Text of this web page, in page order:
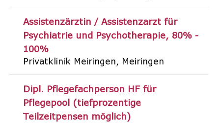
Assistenzärztin / Assistenzarzt für
Psychiatrie und Psychotherapie
80% -
100%
Privatklinik Meiringen Meiringen
Dipl. Pflegefachperson HF für
Pflegepool (tiefprozentige
Teilzeitpensen möglich)